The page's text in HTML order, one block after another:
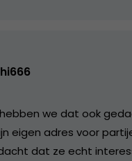
we dat ook
eigen adres voor
dat ze echt